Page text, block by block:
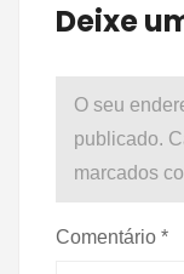
Deixe
O seu
publicado.
marcados
Comentário *